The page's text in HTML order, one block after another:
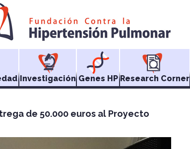
Investigación Genes HP Research Corner
de 50.000 euros al Proyecto